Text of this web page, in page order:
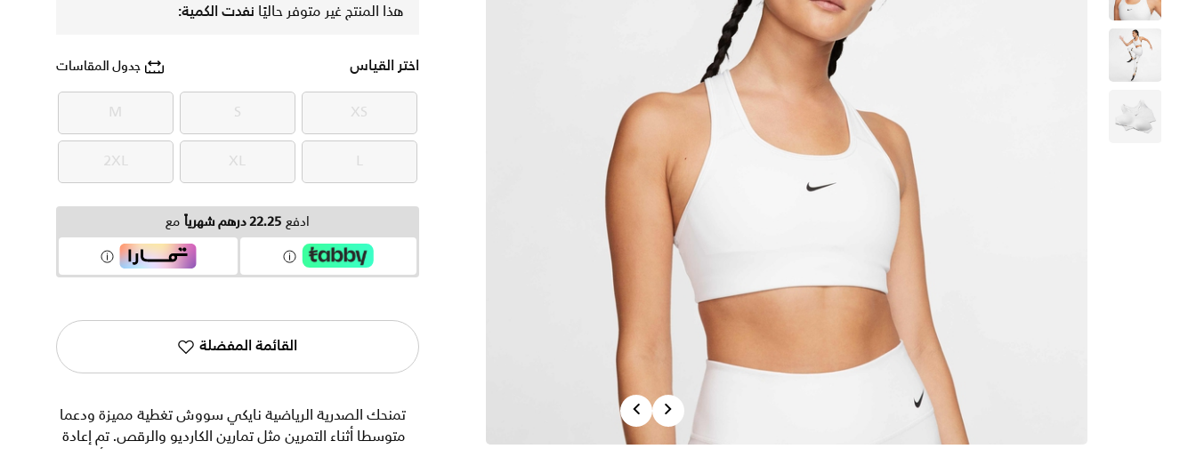
PreviousNext
هذا المنتج غير متوفر حاليًا نفدت الكمية:
اختر القياس جدول المقاسات
XS
XS
S
S
M
M
L
L
XL
XL
2XL
2XL
ادفع 22.25 درهم شهرياً مع
القائمة المفضلة
تمنحك الصدرية الرياضية نايكي سووش تغطية مميزة ودعما
متوسطا أثناء التمرين مثل تمارين الكارديو والرقص. تم إعادة